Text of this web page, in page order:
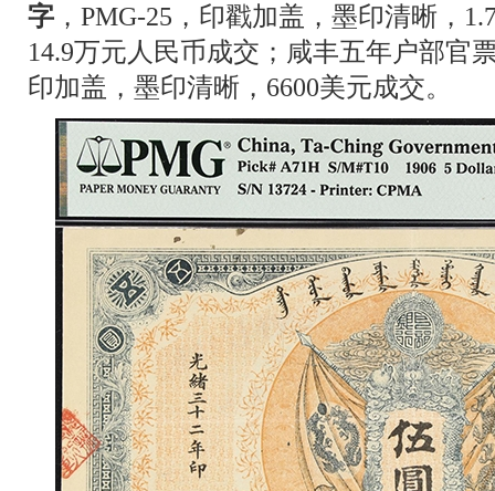
字 ，PMG-25，印戳加盖，墨印清晰，
14.9万元人民币成交；咸丰五年户部官
印加盖，墨印清晰，6600美元成交。